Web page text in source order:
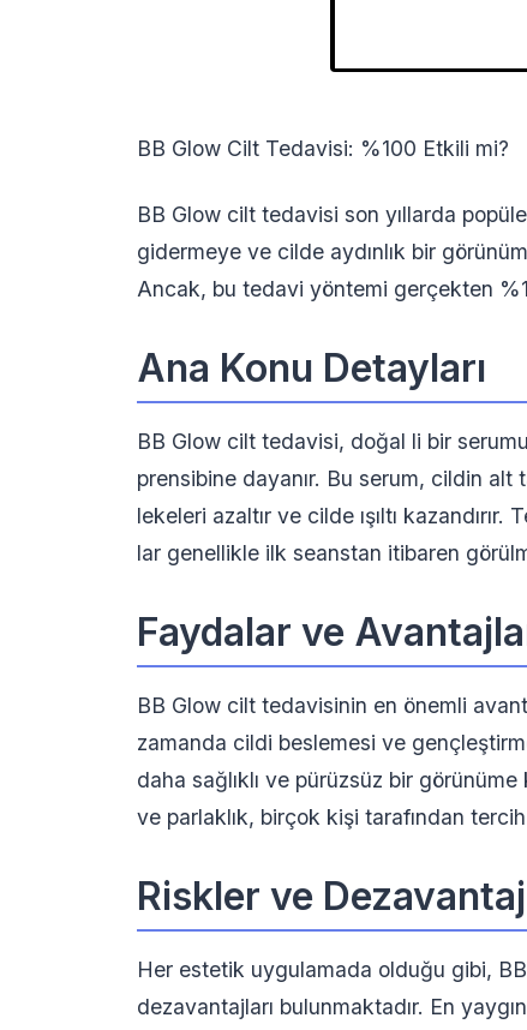
BB Glow Cilt Tedavisi: %100 Etkili mi?
BB Glow cilt tedavisi son yıllarda
gidermeye ve cilde aydınlık bir
Ancak, bu tedavi yöntemi gerçekten
Ana Konu Detayları
BB Glow cilt tedavisi, doğal li bir
prensibine dayanır. Bu serum, cildin
lekeleri azaltır ve cilde ışıltı
lar genellikle ilk seanstan itibaren
Faydalar ve
BB Glow cilt tedavisinin en önemli
zamanda cildi beslemesi ve
daha sağlıklı ve pürüzsüz bir
ve parlaklık, birçok kişi tarafından
Riskler ve
Her estetik uygulamada olduğu gibi,
dezavantajları bulunmaktadır. En